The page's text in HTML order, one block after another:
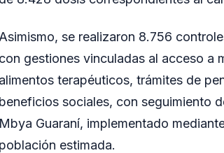
Asimismo, se realizaron 8.756
con gestiones vinculadas al acceso a
alimentos terapéuticos, trámites de
beneficios sociales, con seguimiento
Mbya Guaraní, implementado
población estimada.